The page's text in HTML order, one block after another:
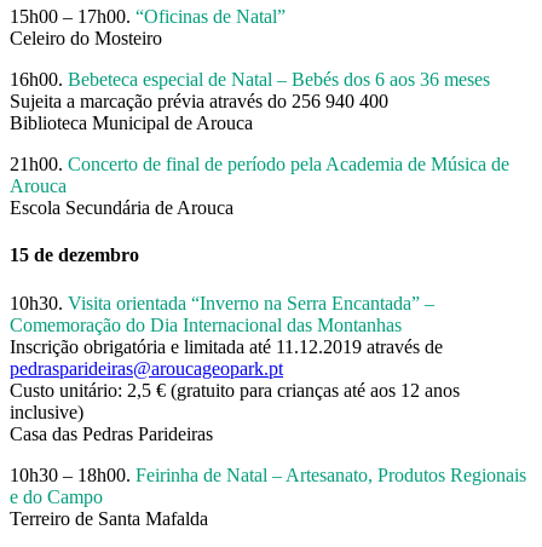
15h00 – 17h00. “Oficinas de Natal”
Celeiro do Mosteiro
16h00. Bebeteca especial de Natal – Bebés dos 6 aos 36 meses
Sujeita a marcação prévia através do 256 940 400
Biblioteca Municipal de Arouca
21h00. Concerto de final de período pela Academia de Música de
Arouca
Escola Secundária de Arouca
15 de dezembro
10h30. Visita orientada “Inverno na Serra Encantada” –
Comemoração do Dia Internacional das Montanhas
Inscrição obrigatória e limitada até 11.12.2019 através de
pedrasparideiras@aroucageopark.pt
Custo unitário: 2,5 € (gratuito para crianças até aos 12 anos
inclusive)
Casa das Pedras Parideiras
10h30 – 18h00. Feirinha de Natal – Artesanato, Produtos Regionais
e do Campo
Terreiro de Santa Mafalda